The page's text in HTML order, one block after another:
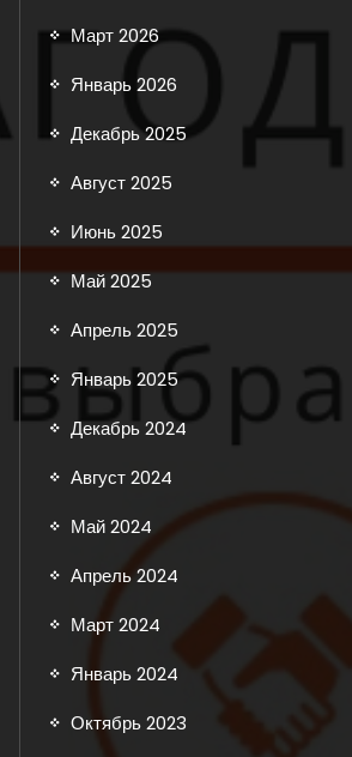
Март 2026
Январь 2026
Декабрь 2025
Август 2025
Июнь 2025
Май 2025
Апрель 2025
Январь 2025
Декабрь 2024
Август 2024
Май 2024
Апрель 2024
Март 2024
Январь 2024
Октябрь 2023